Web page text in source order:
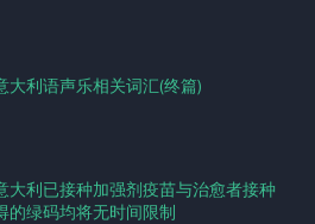
大利语声乐相关词汇(终篇)
大利已接种加强剂疫苗与治愈者接种
的绿码均将无时间限制